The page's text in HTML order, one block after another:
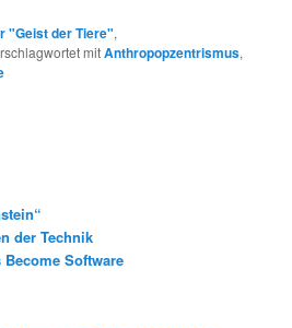
"Geist der Tiere",
mitAnthropopzentrismus,
der Technik
Software